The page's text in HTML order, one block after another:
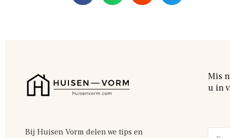
Bij Huisen Vorm delen we tips en
Mis
u in